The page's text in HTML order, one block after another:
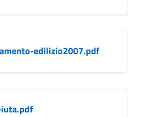
edilizio2007.pdf